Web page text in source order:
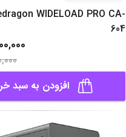
WIDELOAD PRO CA-
604
افزودن به سبد